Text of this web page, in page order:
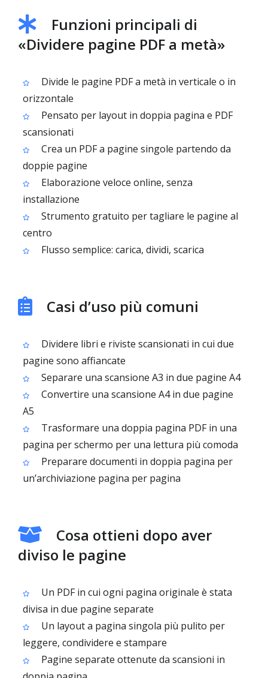
Funzioni principali di
«Dividere pagine PDF a metà»
Divide le pagine PDF a metà in verticale o in
orizzontale
Pensato per layout in doppia pagina e PDF
scansionati
Crea un PDF a pagine singole partendo da
doppie pagine
Elaborazione veloce online, senza
installazione
Strumento gratuito per tagliare le pagine al
centro
Flusso semplice: carica, dividi, scarica
Casi d’uso più comuni
Dividere libri e riviste scansionati in cui due
pagine sono affiancate
Separare una scansione A3 in due pagine A4
Convertire una scansione A4 in due pagine
A5
Trasformare una doppia pagina PDF in una
pagina per schermo per una lettura più comoda
Preparare documenti in doppia pagina per
un’archiviazione pagina per pagina
Cosa ottieni dopo aver
diviso le pagine
Un PDF in cui ogni pagina originale è stata
divisa in due pagine separate
Un layout a pagina singola più pulito per
leggere, condividere e stampare
Pagine separate ottenute da scansioni in